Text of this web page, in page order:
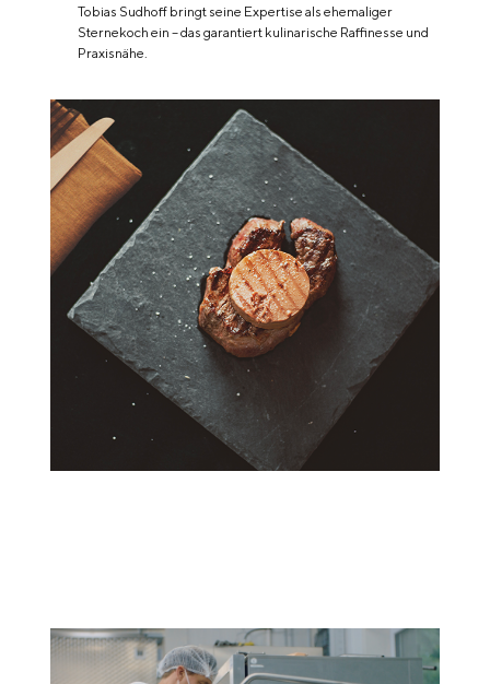
Tobias Sudhoff bringt seine Expertise als ehemaliger
Sternekoch ein – das garantiert kulinarische Raffinesse und
Praxisnähe.